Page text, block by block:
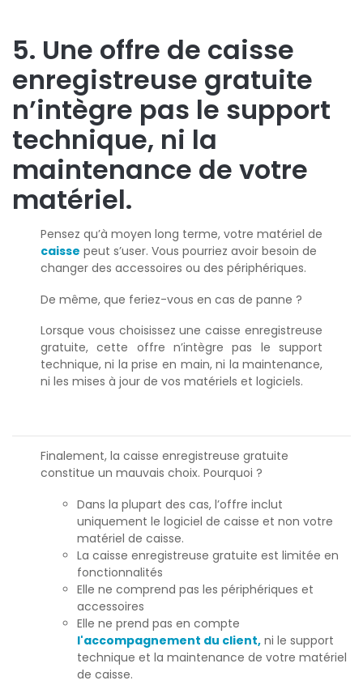
5. Une offre de caisse
enregistreuse gratuite
n’intègre pas le support
technique, ni la
maintenance de votre
matériel.
Pensez qu’à moyen long terme, votre matériel de
caisse peut s’user. Vous pourriez avoir besoin de
changer des accessoires ou des périphériques.
De même, que feriez-vous en cas de panne ?
Lorsque vous choisissez une caisse enregistreuse
gratuite, cette offre n’intègre pas le support
technique, ni la prise en main, ni la maintenance,
ni les mises à jour de vos matériels et logiciels.
Finalement, la caisse enregistreuse gratuite
constitue un mauvais choix. Pourquoi ?
Dans la plupart des cas, l’offre inclut
uniquement le logiciel de caisse et non votre
matériel de caisse.
La caisse enregistreuse gratuite est limitée en
fonctionnalités
Elle ne comprend pas les périphériques et
accessoires
Elle ne prend pas en compte
l'accompagnement du client, ni le support
technique et la maintenance de votre matériel
de caisse.